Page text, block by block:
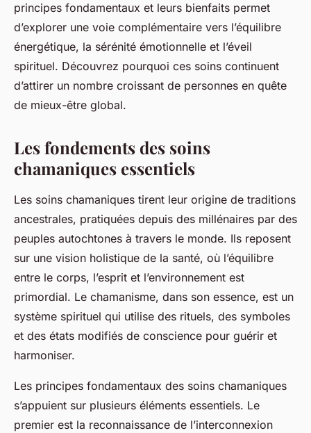
principes fondamentaux et leurs bienfaits permet
d’explorer une voie complémentaire vers l’équilibre
énergétique, la sérénité émotionnelle et l’éveil
spirituel. Découvrez pourquoi ces soins continuent
d’attirer un nombre croissant de personnes en quête
de mieux-être global.
Les fondements des soins
chamaniques essentiels
Les soins chamaniques tirent leur origine de traditions
ancestrales, pratiquées depuis des millénaires par des
peuples autochtones à travers le monde. Ils reposent
sur une vision holistique de la santé, où l’équilibre
entre le corps, l’esprit et l’environnement est
primordial. Le chamanisme, dans son essence, est un
système spirituel qui utilise des rituels, des symboles
et des états modifiés de conscience pour guérir et
harmoniser.
Les principes fondamentaux des soins chamaniques
s’appuient sur plusieurs éléments essentiels. Le
premier est la reconnaissance de l’interconnexion